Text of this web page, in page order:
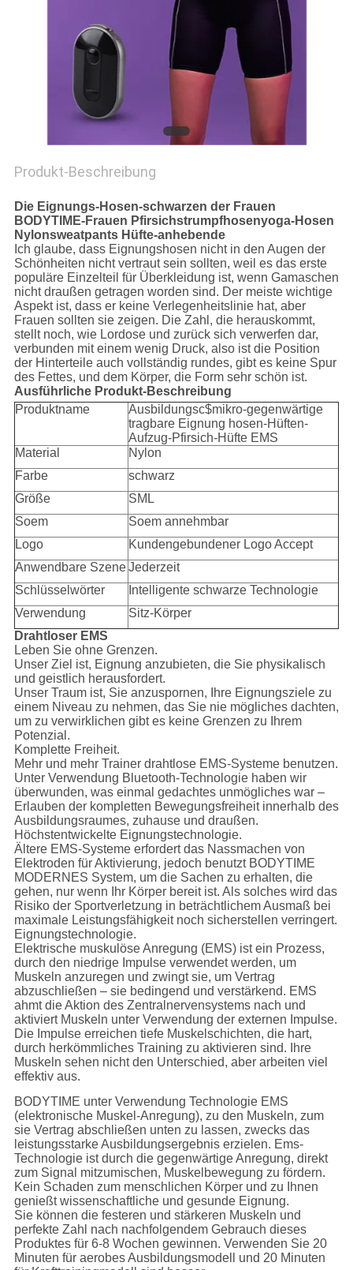
POLICY
Produkt-Beschreibung
Die Eignungs-Hosen-schwarzen der Frauen
BODYTIME-Frauen Pfirsichstrumpfhosenyoga-Hosen
Nylonsweatpants Hüfte-anhebende
Ich glaube, dass Eignungshosen nicht in den Augen der
Schönheiten nicht vertraut sein sollten, weil es das erste
populäre Einzelteil für Überkleidung ist, wenn Gamaschen
nicht draußen getragen worden sind. Der meiste wichtige
Aspekt ist, dass er keine Verlegenheitslinie hat, aber
Frauen sollten sie zeigen. Die Zahl, die herauskommt,
stellt noch, wie Lordose und zurück sich verwerfen dar,
verbunden mit einem wenig Druck, also ist die Position
der Hinterteile auch vollständig rundes, gibt es keine Spur
des Fettes, und dem Körper, die Form sehr schön ist.
Ausführliche Produkt-Beschreibung
Produktname
Ausbildungsc$mikro-gegenwärtige
tragbare Eignung hosen-Hüften-
Aufzug-Pfirsich-Hüfte EMS
Material
Nylon
Farbe
schwarz
Größe
SML
Soem
Soem annehmbar
Logo
Kundengebundener Logo Accept
Anwendbare SzeneJederzeit
Schlüsselwörter
Intelligente schwarze Technologie
Verwendung
Sitz-Körper
Drahtloser EMS
Leben Sie ohne Grenzen.
Unser Ziel ist, Eignung anzubieten, die Sie physikalisch
und geistlich herausfordert.
Unser Traum ist, Sie anzuspornen, Ihre Eignungsziele zu
einem Niveau zu nehmen, das Sie nie mögliches dachten,
um zu verwirklichen gibt es keine Grenzen zu Ihrem
Potenzial.
Komplette Freiheit.
Mehr und mehr Trainer drahtlose EMS-Systeme benutzen.
Unter Verwendung Bluetooth-Technologie haben wir
überwunden, was einmal gedachtes unmögliches war –
Erlauben der kompletten Bewegungsfreiheit innerhalb des
Ausbildungsraumes, zuhause und draußen.
Höchstentwickelte Eignungstechnologie.
Ältere EMS-Systeme erfordert das Nassmachen von
Elektroden für Aktivierung, jedoch benutzt BODYTIME
MODERNES System, um die Sachen zu erhalten, die
gehen, nur wenn Ihr Körper bereit ist. Als solches wird das
Risiko der Sportverletzung in beträchtlichem Ausmaß bei
maximale Leistungsfähigkeit noch sicherstellen verringert.
Eignungstechnologie.
Elektrische muskulöse Anregung (EMS) ist ein Prozess,
durch den niedrige Impulse verwendet werden, um
Muskeln anzuregen und zwingt sie, um Vertrag
abzuschließen – sie bedingend und verstärkend. EMS
ahmt die Aktion des Zentralnervensystems nach und
aktiviert Muskeln unter Verwendung der externen Impulse.
Die Impulse erreichen tiefe Muskelschichten, die hart,
durch herkömmliches Training zu aktivieren sind. Ihre
Muskeln sehen nicht den Unterschied, aber arbeiten viel
effektiv aus.
BODYTIME unter Verwendung Technologie EMS
(elektronische Muskel-Anregung), zu den Muskeln, zum
sie Vertrag abschließen unten zu lassen, zwecks das
leistungsstarke Ausbildungsergebnis erzielen. Ems-
Technologie ist durch die gegenwärtige Anregung, direkt
zum Signal mitzumischen, Muskelbewegung zu fördern.
Kein Schaden zum menschlichen Körper und zu Ihnen
genießt wissenschaftliche und gesunde Eignung.
Sie können die festeren und stärkeren Muskeln und
perfekte Zahl nach nachfolgendem Gebrauch dieses
Produktes für 6-8 Wochen gewinnen. Verwenden Sie 20
Minuten für aerobes Ausbildungsmodell und 20 Minuten